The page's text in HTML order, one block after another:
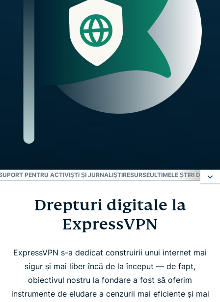
PENTRU ACTIVIȘTI ȘI JURNALIȘTIRESURSEULTIMELE ȘTIRI
Drepturi digitale la ExpressVPN
Lider în industrie și inițiativele de drepturi
Suport pentru activiști și jurnaliști
Resurse
Drepturi digitale la
ExpressVPN
ExpressVPN s-a dedicat construirii unui internet mai
sigur și mai liber încă de la început — de fapt,
obiectivul nostru la fondare a fost să oferim
instrumente de eludare a cenzurii mai eficiente și mai